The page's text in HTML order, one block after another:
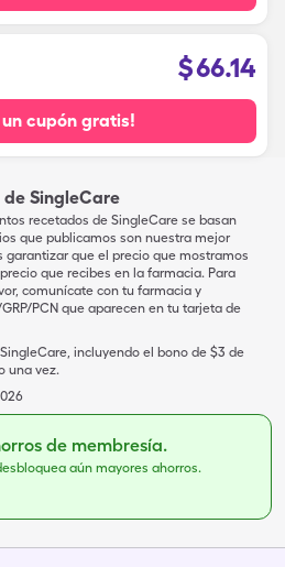
$66.14
un cupón gratis!
SingleCare
recetados de SingleCare se basan
que publicamos son nuestra mejor
que el precio que mostramos
que recibes en la farmacia. Para
comunícate con tu farmacia y
PCN que aparecen en tu tarjeta de
incluyendo el bono de $3 de
una vez.
de membresía.
aún mayores ahorros.